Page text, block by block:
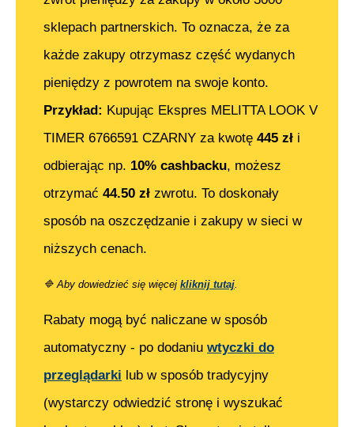
sklepach partnerskich. To oznacza, że za
każde zakupy otrzymasz część wydanych
pieniędzy z powrotem na swoje konto.
Przykład: Kupując Ekspres MELITTA LOOK V
TIMER 6766591 CZARNY za kwotę 445 zł i
odbierając np. 10% cashbacku, możesz
otrzymać 44.50 zł zwrotu. To doskonały
sposób na oszczędzanie i zakupy w sieci w
niższych cenach.
🔷 Aby dowiedzieć się więcej kliknij tutaj.
Rabaty mogą być naliczane w sposób
automatyczny - po dodaniu wtyczki do
przeglądarki lub w sposób tradycyjny
(wystarczy odwiedzić stronę i wyszukać